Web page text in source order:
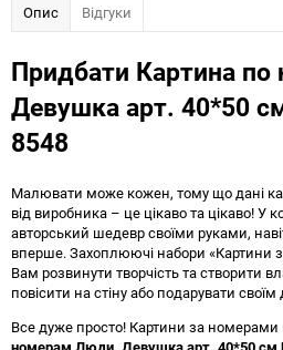
Опис Відгуки
Придбати Картина
Девушка арт. 40*50
8548
Малювати може кожен, тому що дані
від виробника – це цікаво та цікаво! У
авторський шедевр своїми руками,
вперше. Захоплюючі набори «Картини
Вам розвинути творчість та створити
повісити на стіну або подарувати
Все дуже просто! Картини за номерами